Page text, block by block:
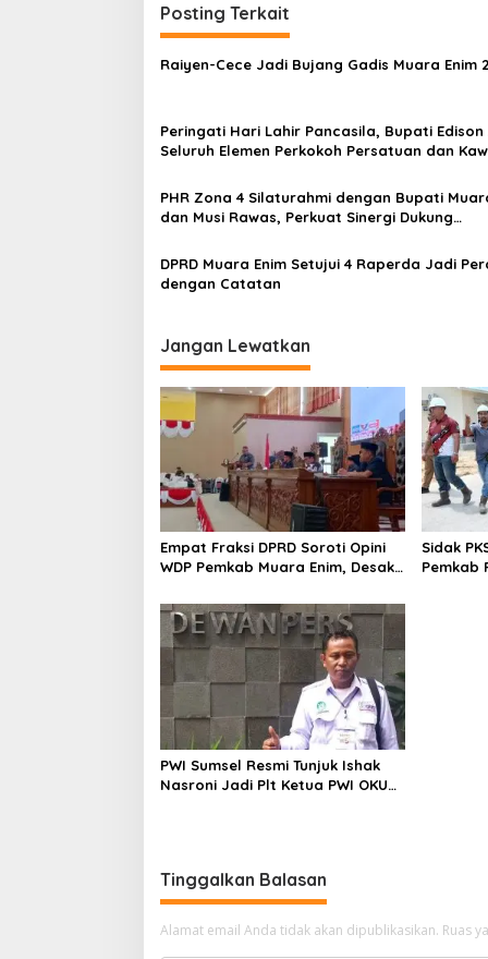
i
g
a
i
o
s
Posting Terkait
Raiyen-Cece Jadi Bujang Gadis Muara Enim
Peringati Hari Lahir Pancasila, Bupati Edison
Seluruh Elemen Perkokoh Persatuan dan
PHR Zona 4 Silaturahmi dengan Bupati
dan Musi Rawas, Perkuat Sinergi Dukung
DPRD Muara Enim Setujui 4 Raperda Jadi
dengan Catatan
Jangan Lewatkan
Empat Fraksi DPRD Soroti Opini
WDP Pemkab Muara Enim, Desak
Sidak
Pemkab
PWI Sumsel Resmi Tunjuk Ishak
Nasroni Jadi Plt Ketua PWI OKU
Tinggalkan Balasan
Alamat email Anda tidak akan dipublikasikan. Ruas